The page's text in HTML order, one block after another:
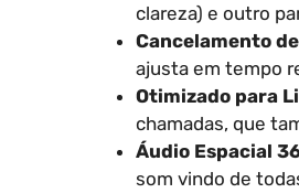
clareza) e outro
Cancelamento
ajusta em tempo
Otimizado para
chamadas, que
Áudio Espacial
som vindo de